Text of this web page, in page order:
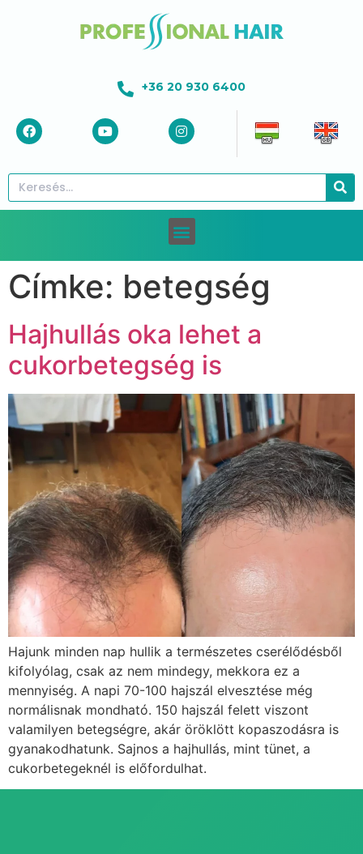
+36 20 930 6400
Címke: betegség
Hajhullás oka lehet a
cukorbetegség is
Hajunk minden nap hullik a természetes cserélődésből
kifolyólag, csak az nem mindegy, mekkora ez a
mennyiség. A napi 70-100 hajszál elvesztése még
normálisnak mondható. 150 hajszál felett viszont
valamilyen betegségre, akár öröklött kopaszodásra is
gyanakodhatunk. Sajnos a hajhullás, mint tünet, a
cukorbetegeknél is előfordulhat.